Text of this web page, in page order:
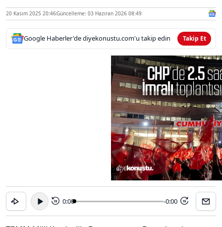
20 Kasım 2025 20:46Güncelleme: 03 Haziran 2026 08:49
Google Haberler'de diyekonustu.com'u takip edin Takip Et
15 0:00 -0:00 15